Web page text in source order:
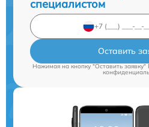
специалистом
Оставить
Нажимая на кнопку "Оставить